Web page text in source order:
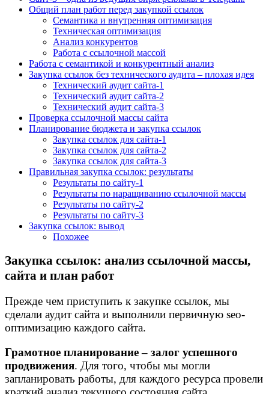
Общий план работ перед закупкой ссылок
Семантика и внутренняя оптимизация
Техническая оптимизация
Анализ конкурентов
Работа с ссылочной массой
Работа с семантикой и конкурентный анализ
Закупка ссылок без технического аудита – плохая идея
Технический аудит сайта-1
Технический аудит сайта-2
Технический аудит сайта-3
Проверка ссылочной массы сайта
Планирование бюджета и закупка ссылок
Закупка ссылок для сайта-1
Закупка ссылок для сайта-2
Закупка ссылок для сайта-3
Правильная закупка ссылок: результаты
Результаты по сайту-1
Результаты по наращиванию ссылочной массы
Результаты по сайту-2
Результаты по сайту-3
Закупка ссылок: вывод
Похожее
Закупка ссылок: анализ ссылочной массы,
сайта и план работ
Прежде чем приступить к закупке ссылок, мы
сделали аудит сайта и выполнили первичную seo-
оптимизацию каждого сайта.
Грамотное планирование – залог успешного
продвижения. Для того, чтобы мы могли
запланировать работы, для каждого ресурса провели